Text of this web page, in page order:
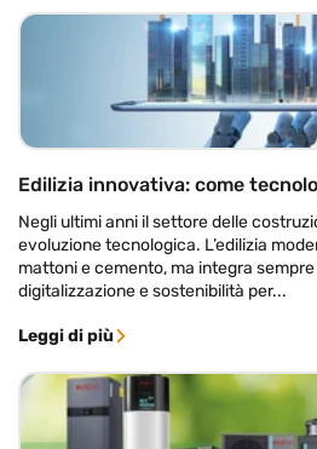
Edilizia innovativa: come
Negli ultimi anni il settore delle
evoluzione tecnologica. L’edilizia
mattoni e cemento, ma integra
digitalizzazione e sostenibilità per...
Leggi di più